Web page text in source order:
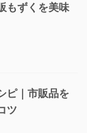
もずくを美味
ピ｜市販品を
ツ